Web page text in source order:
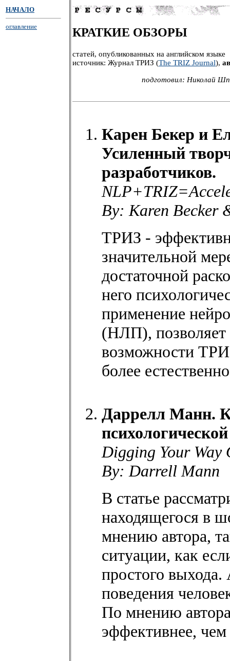
НАЧАЛО
оглавление КРАТКИЕ ОБЗОРЫ
статей, опубликованных на английском языке
источник: Журнал ТРИЗ (The TRIZ Journal),
подготовил: Николай
Карен Бекер и
Усиленный
разработчиков.
By: Karen Becker
ТРИЗ -
значительной
достаточной
него
применение
(НЛП), позволяет
возможности
более
Даррелл Манн.
Digging Your
By: Darrell Mann
В статье
находящегося в
мнению автора,
ситуации, как
простого
поведения
По мнению
эффективнее,